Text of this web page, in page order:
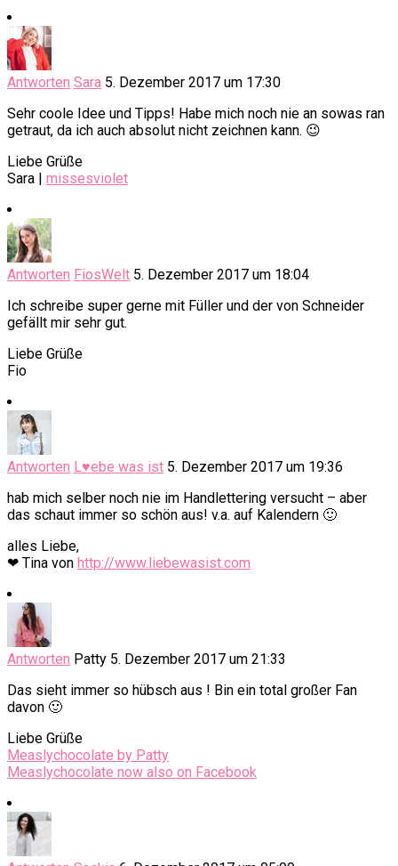
Antworten Sara 5. Dezember 2017 um 17:30
Sehr coole Idee und Tipps! Habe mich noch nie an sowas ran
getraut, da ich auch absolut nicht zeichnen kann. 😉
Liebe Grüße
Sara | missesviolet
Antworten FiosWelt 5. Dezember 2017 um 18:04
Ich schreibe super gerne mit Füller und der von Schneider
gefällt mir sehr gut.
Liebe Grüße
Fio
Antworten L♥ebe was ist 5. Dezember 2017 um 19:36
hab mich selber noch nie im Handlettering versucht – aber
das schaut immer so schön aus! v.a. auf Kalendern 🙂
alles Liebe,
❤ Tina von http://www.liebewasist.com
Antworten Patty 5. Dezember 2017 um 21:33
Das sieht immer so hübsch aus ! Bin ein total großer Fan
davon 🙂
Liebe Grüße
Measlychocolate by Patty
Measlychocolate now also on Facebook